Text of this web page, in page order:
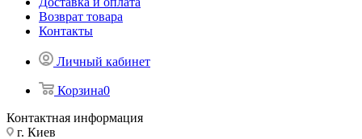
Возврат товара
Контакты
Личный кабинет
Корзина0
Контактная информация
г. Киев